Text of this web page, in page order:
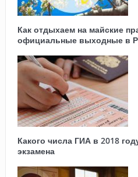
Как отдыхаем на майские
официальные выходные в
Какого числа ГИА в 2018
экзамена